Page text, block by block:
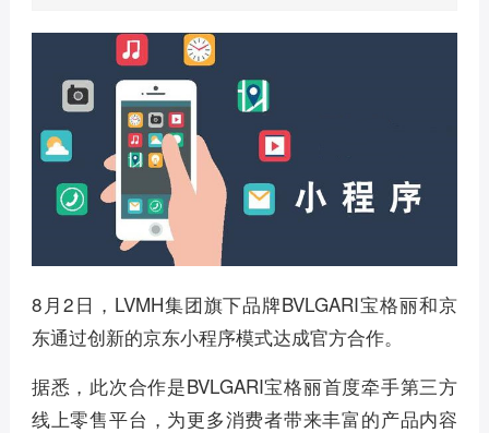
8月2日，LVMH集团旗下品牌BVLGARI宝格丽和京
东通过创新的京东小程序模式达成官方合作。
据悉，此次合作是BVLGARI宝格丽首度牵手第三方
线上零售平台，为更多消费者带来丰富的产品内容